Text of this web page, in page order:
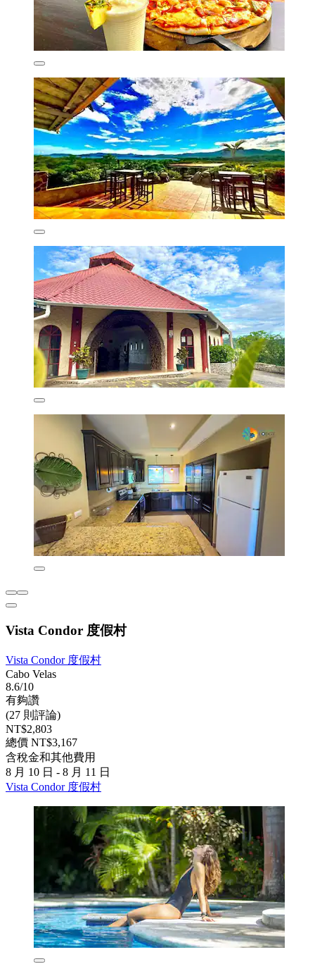
Vista Condor 度假村
Vista Condor 度假村
Cabo Velas
8.6/10
有夠讚
(27 則評論)
NT$2,803
總價 NT$3,167
含稅金和其他費用
8 月 10 日 - 8 月 11 日
Vista Condor 度假村